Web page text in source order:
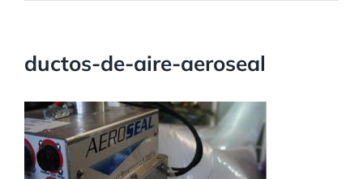
ductos-de-aire-aeroseal